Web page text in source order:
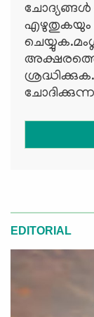
ചോദ്യങ്ങള്‍
എഴുതുകയും
EDITORIAL